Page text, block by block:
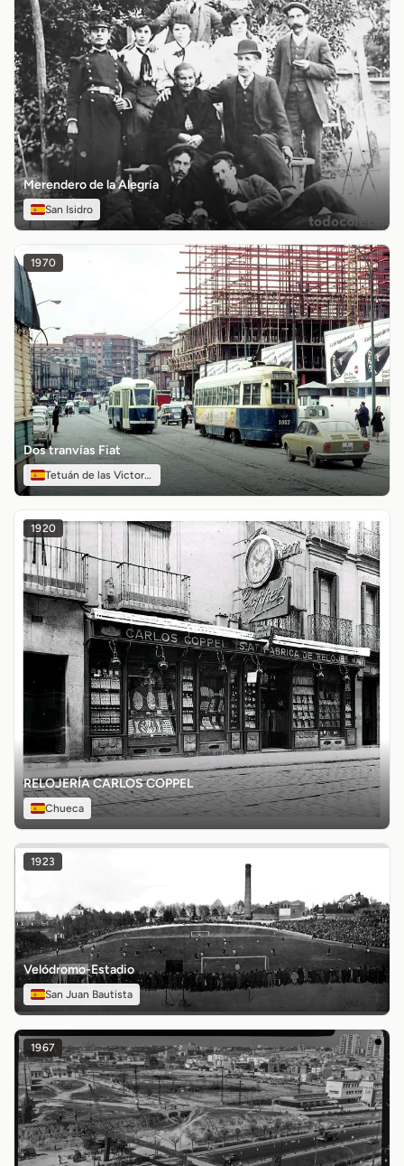
Merendero de la Alegría
San Isidro
1970
Dos tranvías Fiat
Tetuán de las Victorias
1920
RELOJERÍA CARLOS COPPEL
Chueca
1923
Velódromo-Estadio
San Juan Bautista
1967